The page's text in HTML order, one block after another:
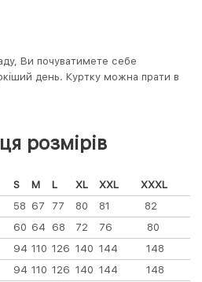
Ви почуватимете себе
день. Куртку можна прати в
розмірів
S M L XL XXL XXXL
58 67 77 80
81 82
60 64 68 72
76 80
94 110 126 140 144 148
94 110 126 140 144 148